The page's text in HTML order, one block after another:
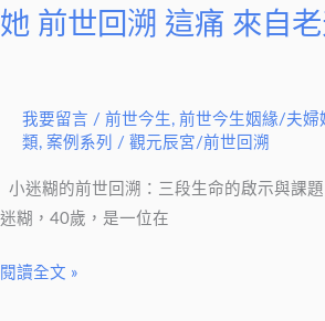
她 前世回溯 這痛 來自
我要留言 / 前世今生 , 前世今生姻緣/夫婦
類, 案例系列 / 觀元辰宮/前世回溯
小迷糊的前世回溯：三段生命的啟示與課
迷糊，40歲，是一位在
天
提
閱讀全文 »